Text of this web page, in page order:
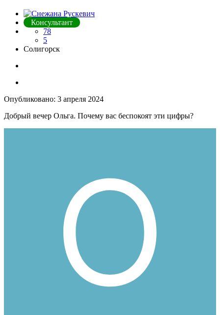
Консультант
78
5
Солигорск
Опубликовано: 3 апреля 2024
Добрый вечер Ольга. Почему вас беспокоят эти цифры?